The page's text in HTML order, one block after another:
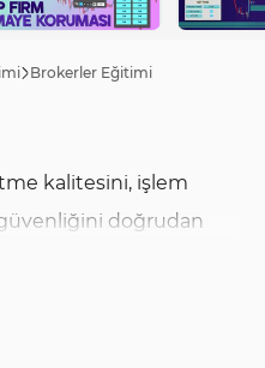
Brokerler Eğitimi
kalitesini, işlem
doğrudan
Brokerler,